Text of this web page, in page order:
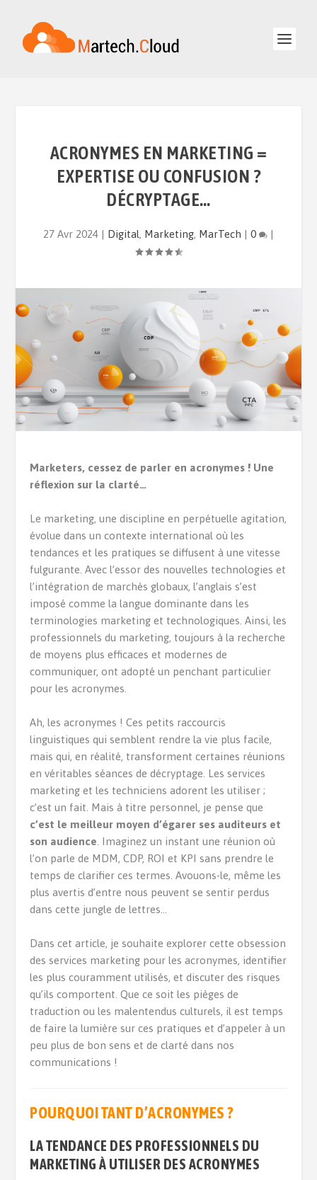
ACRONYMES EN MARKETING =
EXPERTISE OU CONFUSION ?
DÉCRYPTAGE…
27 Avr 2024 | Digital, Marketing, MarTech | 0 |
Marketers, cessez de parler en acronymes ! Une
réflexion sur la clarté…
Le marketing, une discipline en perpétuelle agitation,
évolue dans un contexte international où les
tendances et les pratiques se diffusent à une vitesse
fulgurante. Avec l’essor des nouvelles technologies et
l’intégration de marchés globaux, l’anglais s’est
imposé comme la langue dominante dans les
terminologies marketing et technologiques. Ainsi, les
professionnels du marketing, toujours à la recherche
de moyens plus efficaces et modernes de
communiquer, ont adopté un penchant particulier
pour les acronymes.
Ah, les acronymes ! Ces petits raccourcis
linguistiques qui semblent rendre la vie plus facile,
mais qui, en réalité, transforment certaines réunions
en véritables séances de décryptage. Les services
marketing et les techniciens adorent les utiliser ;
c’est un fait. Mais à titre personnel, je pense que
c’est le meilleur moyen d’égarer ses auditeurs et
son audience . Imaginez un instant une réunion où
l’on parle de MDM, CDP, ROI et KPI sans prendre le
temps de clarifier ces termes. Avouons-le, même les
plus avertis d’entre nous peuvent se sentir perdus
dans cette jungle de lettres…
Dans cet article, je souhaite explorer cette obsession
des services marketing pour les acronymes, identifier
les plus couramment utilisés, et discuter des risques
qu’ils comportent. Que ce soit les pièges de
traduction ou les malentendus culturels, il est temps
de faire la lumière sur ces pratiques et d’appeler à un
peu plus de bon sens et de clarté dans nos
communications !
POURQUOI TANT D’ACRONYMES ?
LA TENDANCE DES PROFESSIONNELS DU
MARKETING À UTILISER DES ACRONYMES